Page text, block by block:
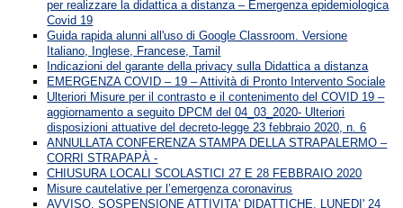
per realizzare la didattica a distanza – Emergenza epidemiologica
Covid 19
Guida rapida alunni all'uso di Google Classroom. Versione
Italiano, Inglese, Francese, Tamil
Indicazioni del garante della privacy sulla Didattica a distanza
EMERGENZA COVID – 19 – Attività di Pronto Intervento Sociale
Ulteriori Misure per il contrasto e il contenimento del COVID 19 –
aggiornamento a seguito DPCM del 04_03_2020- Ulteriori
disposizioni attuative del decreto-legge 23 febbraio 2020, n. 6
ANNULLATA CONFERENZA STAMPA DELLA STRAPALERMO –
CORRI STRAPAPÀ -
CHIUSURA LOCALI SCOLASTICI 27 E 28 FEBBRAIO 2020
Misure cautelative per l’emergenza coronavirus
AVVISO. SOSPENSIONE ATTIVITA' DIDATTICHE. LUNEDI' 24